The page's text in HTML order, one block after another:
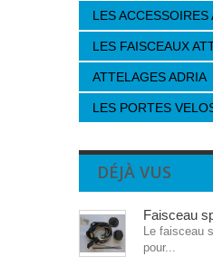
LES ACCESSOIRES
LES FAISCEAUX
ATTELAGES ADRIA
LES PORTES
DÉJÀ VUS
Faisceau
Le faisceau
pour...